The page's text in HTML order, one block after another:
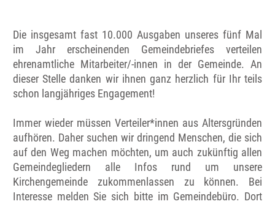
Die insgesamt fast 10.000 Ausgaben unseres fünf Mal
im Jahr erscheinenden Gemeindebriefes verteilen
ehrenamtliche Mitarbeiter/-innen in der Gemeinde. An
dieser Stelle danken wir ihnen ganz herzlich für Ihr teils
schon langjähriges Engagement!
Immer wieder müssen Verteiler*innen aus Altersgründen
aufhören. Daher suchen wir dringend Menschen, die sich
auf den Weg machen möchten, um auch zukünftig allen
Gemeindegliedern alle Infos rund um unsere
Kirchengemeinde zukommenlassen zu können. Bei
Interesse melden Sie sich bitte im Gemeindebüro. Dort